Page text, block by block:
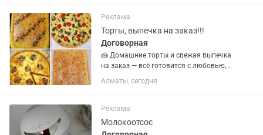
Подойдут для: • свадеб и...
Реклама
Торты, выпечка на заказ!!!
Договорная
🍰 Домашние торты и свежая выпечка
на заказ — всё готовится с любовью,
только из качественных и свежих
продуктов. ✨ У нас вы найдете: 🎂
мясные пироги 🥟...
Алматы, сегодня
Реклама
Молокоотсос